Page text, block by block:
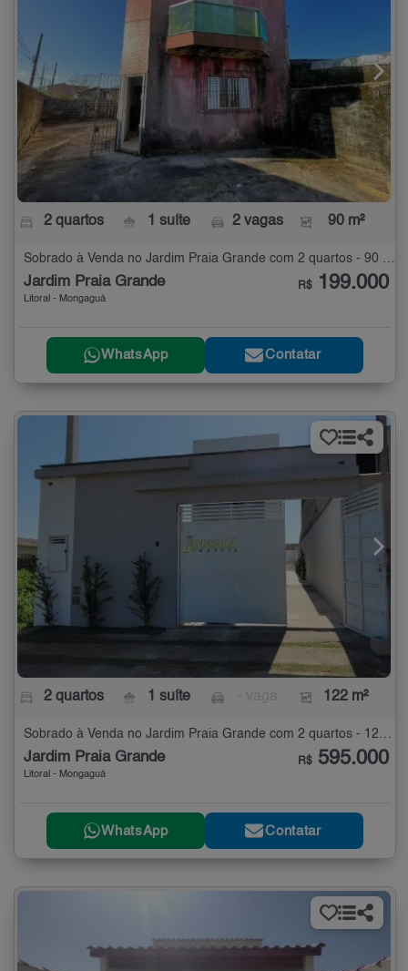
2 quartos 1 suíte 2 vagas 90 m²
Jardim Praia Grande
Litoral - Mongaguá
R$ 199.000
WhatsApp Contatar
2 quartos 1 suíte 122 m²
Sobrado à Venda no Jardim Praia Grande com 2 quartos - 122 m²
Jardim Praia Grande
Litoral - Mongaguá
R$ 595.000
WhatsApp Contatar